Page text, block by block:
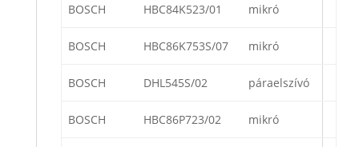
BOSCH HBC84K523/01 mikró
BOSCH HBC86K753S/07 mikró
BOSCH DHL545S/02 páraelszívó
BOSCH HBC86P723/02 mikró